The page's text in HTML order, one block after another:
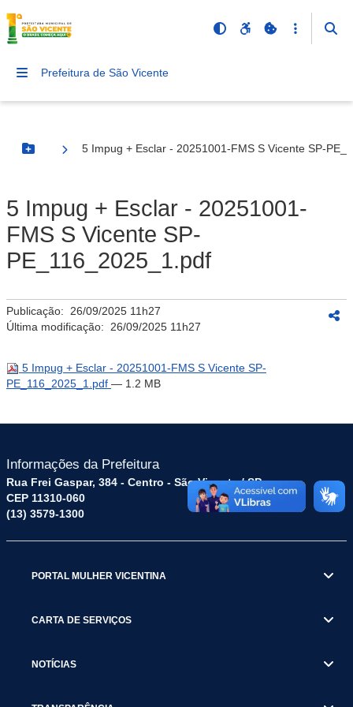
Prefeitura de São Vicente
Botão Menu
5 Impug + Esclar - 20251001-FMS S Vicente SP-
5 Impug + Esclar - 20251001-
FMS S Vicente SP-
PE_116_2025_1.pdf
Publicação: 26/09/2025 11h27
Última modificação: 26/09/2025 11h27
5 Impug + Esclar - 20251001-FMS S Vicente SP-
PE_116_2025_1.pdf — 1.2 MB
Informações da Prefeitura
Rua Frei Gaspar, 384 - Centro - São Vicente / SP
CEP 11310-060
(13) 3579-1300
PORTAL MULHER VICENTINA
CARTA DE SERVIÇOS
NOTÍCIAS